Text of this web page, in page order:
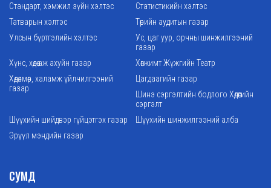
Стандарт, хэмжил зүйн хэлтэс
Статистикийн хэлтэс
Татварын хэлтэс
Төрийн аудитын газар
Улсын бүртгэлийн хэлтэс
Ус, цаг уур, орчны шинжилгээний
газар
Хүнс, хөдөө аж ахуйн газар
Хөгжимт Жүжгийн Театр
Хөдөлмөр, халамж үйлчилгээний
газар
Цагдаагийн газар
Шинэ сэргэлтийн бодлого Хөдөөгийн
сэргэлт
Шүүхийн шийдвэр гүйцэтгэх газар
Шүүхийн шинжилгээний алба
Эрүүл мэндийн газар
СУМД